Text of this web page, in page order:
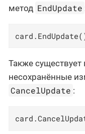
метод EndUpdate
Также
несохранённые
CancelUpdate :